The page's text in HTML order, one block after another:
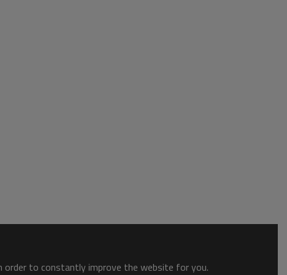
order to constantly improve the website for you.